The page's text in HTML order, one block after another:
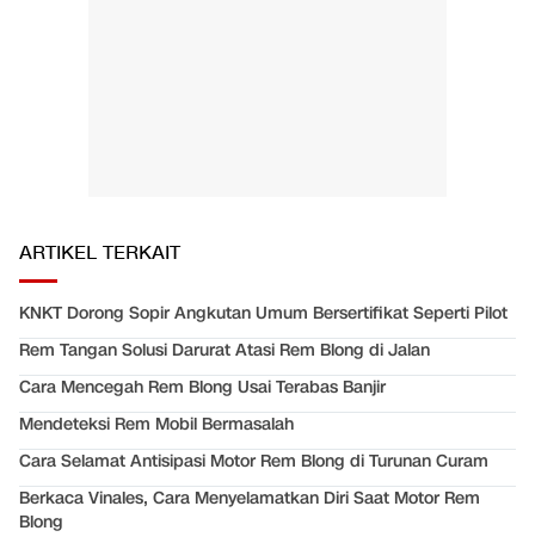
ARTIKEL TERKAIT
KNKT Dorong Sopir Angkutan Umum Bersertifikat Seperti Pilot
Rem Tangan Solusi Darurat Atasi Rem Blong di Jalan
Cara Mencegah Rem Blong Usai Terabas Banjir
Mendeteksi Rem Mobil Bermasalah
Cara Selamat Antisipasi Motor Rem Blong di Turunan Curam
Berkaca Vinales, Cara Menyelamatkan Diri Saat Motor Rem
Blong